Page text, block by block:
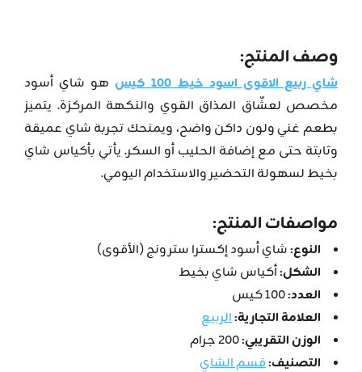
وصف المنتج:
شاي ربيع الاقوى اسود خيط 100 كيس
هو شاي أسود
مخصص لعشّاق المذاق القوي والنكهة المركزة. يتميز
بطعم غني ولون داكن واضح، ويمنحك تجربة شاي عميقة
وثابتة حتى مع إضافة الحليب أو السكر. يأتي بأكياس شاي
بخيط لسهولة التحضير والاستخدام اليومي.
مواصفات المنتج:
النوع:شاي أسود إكسترا سترونج (الأقوى)
الشكل:أكياس شاي بخيط
العدد:
العلامة التجارية:الربيع
الوزن التقريبي:
التصنيف:قسم الشاي